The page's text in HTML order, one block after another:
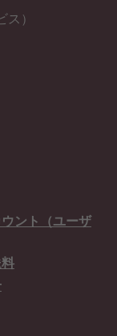
）
ント（ユーザ